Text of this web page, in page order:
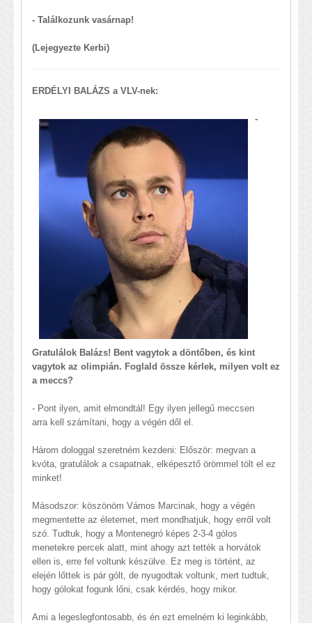
- Találkozunk vasárnap!
(Lejegyezte Kerbi)
ERDÉLYI BALÁZS a VLV-nek:
-
Gratulálok Balázs! Bent vagytok a döntőben, és kint
vagytok az olimpián. Foglald össze kérlek, milyen volt ez
a meccs?
- Pont ilyen, amit elmondtál! Egy ilyen jellegű meccsen
arra kell számítani, hogy a végén dől el.
Három dologgal szeretném kezdeni: Először: megvan a
kvóta, gratulálok a csapatnak, elképesztő örömmel tölt el ez
minket!
Másodszor: köszönöm Vámos Marcinak, hogy a végén
megmentette az életemet, mert mondhatjuk, hogy erről volt
szó. Tudtuk, hogy a Montenegró képes 2-3-4 gólos
menetekre percek alatt, mint ahogy azt tették a horvátok
ellen is, erre fel voltunk készülve. Ez meg is történt, az
elején lőttek is pár gólt, de nyugodtak voltunk, mert tudtuk,
hogy gólokat fogunk lőni, csak kérdés, hogy mikor.
Ami a legeslegfontosabb, és én ezt emelném ki leginkább,